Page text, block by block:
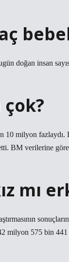
doğan insan
10 milyon
BM verilerine
mı
milyon 575 bin